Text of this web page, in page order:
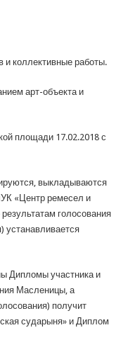
и коллективные работы.
арт-объекта и
площади 17.02.2018 с
выкладываются
«Центр ремесел и
результатам голосования
устанавливается
Дипломы участника и
Масленицы, а
получит
сударыня» и Диплом